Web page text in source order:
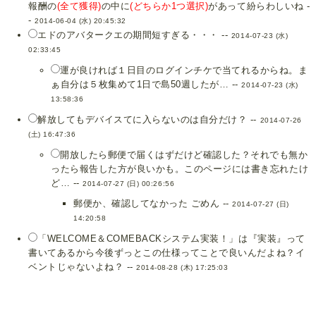
報酬の(全て獲得)の中に(どちらか1つ選択)があって紛らわしいね -
-2014-06-04 (水) 20:45:32
エドのアバタークエの期間短すぎる・・・ -- 2014-07-23 (水)
02:33:45
運が良ければ１日目のログインチケで当てれるからね。ま
ぁ自分は５枚集めて1日で島50週したが… --2014-07-23 (水)
13:58:36
解放してもデバイスてに入らないのは自分だけ？ -- 2014-07-26
(土) 16:47:36
開放したら郵便で届くはずだけど確認した？それでも無か
ったら報告した方が良いかも。このページには書き忘れたけ
ど… --2014-07-27 (日) 00:26:56
郵便か、確認してなかった ごめん --2014-07-27 (日)
14:20:58
「WELCOME＆COMEBACKシステム実装！」は『実装』って
書いてあるから今後ずっとこの仕様ってことで良いんだよね？イ
ベントじゃないよね？ --2014-08-28 (木) 17:25:03